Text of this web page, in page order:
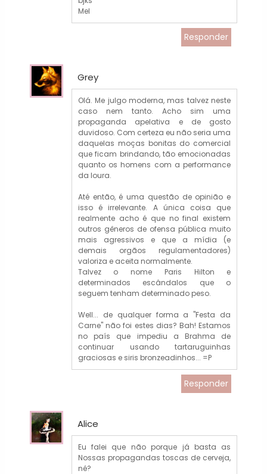
Mel
Responder
Grey
Olá. Me julgo moderna, mas talvez neste
caso nem tanto. Acho sim uma
propaganda apelativa e de gosto
duvidoso. Com certeza eu não seria uma
daquelas moças bonitas do comercial
que ficam brindando, tão emocionadas
quanto os homens com a performance
da loura.
Até então, é uma questão de opinião e
isso é irrelevante. A única coisa que
realmente acho é que no final existem
outros gêneros de ofensa pública muito
mais agressivos e que a mídia (e
demais orgãos regulamentadores)
valoriza e aceita normalmente.
Talvez o nome Paris Hilton e
determinados escândalos que o
seguem tenham determinado peso.
Well... de qualquer forma a "Festa da
Carne" não foi estes dias? Bah! Estamos
no país que impediu a Brahma de
continuar usando tartaruguinhas
graciosas e siris bronzeadinhos... =P
Responder
Alice
Eu falei que não porque já basta as
Nossas propagandas toscas de cerveja,
né?